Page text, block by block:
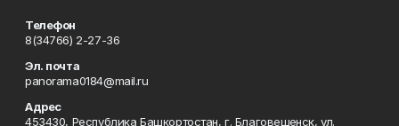
Телефон
8(34766) 2-27-36
Эл. почта
panorama0184@mail.ru
Адрес
453430, Республика Башкортостан, г. Благовещенск, ул.